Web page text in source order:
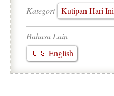
Kategori Kutipan Hari Ini
Bahasa Lain
🇺🇸 English